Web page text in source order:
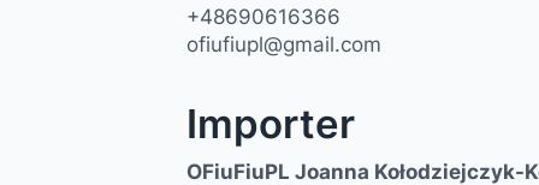
+48690616366
ofiufiupl@gmail.com
Importer
OFiuFiuPL Joanna Kołodziejczyk-